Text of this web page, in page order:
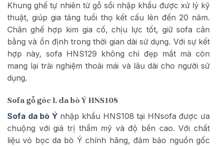
Khung ghế tự nhiên từ gỗ sồi nhập khẩu được xử lý kỹ
thuật, giúp gia tăng tuổi thọ kết cấu lên đến 20 năm.
Chân ghế hợp kim gia cố, chịu lực tốt, giữ sofa cân
bằng và ổn định trong thời gian dài sử dụng. Với sự kết
hợp này, sofa HNS129 không chỉ đẹp mắt mà còn
mang lại trải nghiệm thoải mái và lâu dài cho người sử
dụng.
Sofa gỗ góc L da bò Ý HNS108
Sofa da bò Ýnhập khẩu HNS108 tại HNsofa được ưa
chuộng với giá trị thẩm mỹ và độ bền cao. Với chất
liệu vỏ bọc da bò Ý chính hãng, đảm bảo nguồn gốc